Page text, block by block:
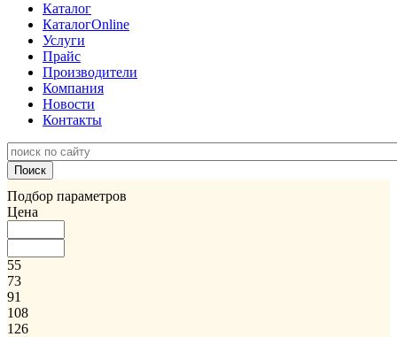
Каталог
КаталогOnline
Услуги
Прайс
Производители
Компания
Новости
Контакты
Подбор параметров
Цена
55
73
91
108
126